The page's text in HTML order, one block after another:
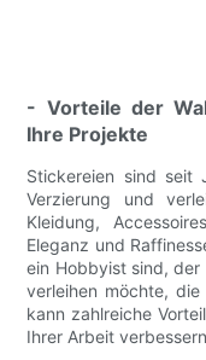
- Vorteile der
Ihre Projekte
Stickereien sind seit
Verzierung und
Kleidung,
Eleganz und
ein Hobbyist sind, der
verleihen möchte, die
kann zahlreiche
Ihrer Arbeit